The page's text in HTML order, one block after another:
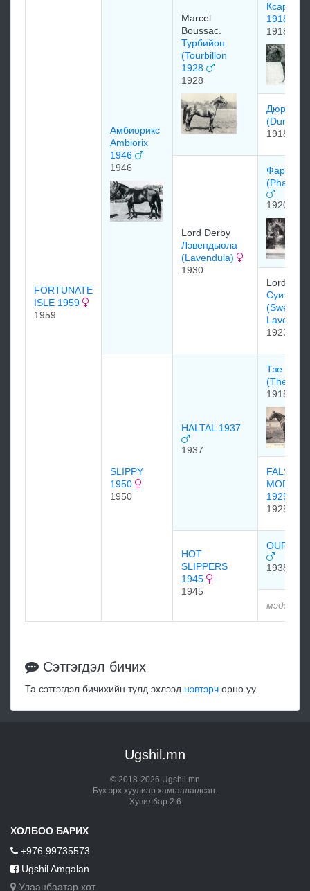
FORTUNATE
ISLE 1959
1959
Амбиорикс
Ambiorix
1946
1946
Marcel
Boussac.
Турбийон
(Tourbillon
1928
1928
Ксар
1918
1918
Дюрбан
(Durban)
1918
Lord Derby
Лэвендьюла
(Lavendula)
1930
Фарос
(Pharos)
1920
Lord
Суит
(Sweet
1923
SLIPPY
1950
1950
HALTAL 1937
1937
Тзе
(The
1915
FALSE
1925
1925
HOT
SLIPPERS
1945
1945
OUR
1938
Сэтгэгдэл бичих
Та сэтгэгдэл бичихийн тулд эхлээд нэвтэрч орно уу.
Ugshil.mn
© 2018-2026 Ugshil.mn
Бүх эрх хуулиар хамгаалагдсан.
Хувилбар 2.6
ХОЛБОО БАРИХ
+976 99735573
Ugshil Amgalan
Улаанбаатар хот